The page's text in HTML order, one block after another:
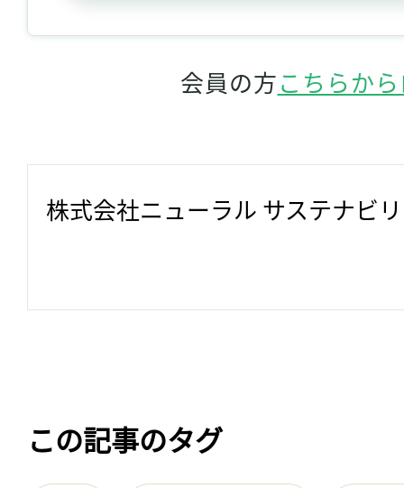
会員の方こちらか
株式会社ニューラル サステナビ
この記事のタグ